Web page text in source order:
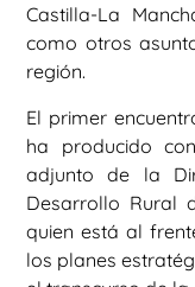
Castilla-La
como otros
región.
El primer
ha producido
adjunto de la
Desarrollo Rural
quien está al
los planes